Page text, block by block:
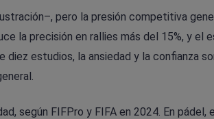
pero la presión competitiva
la precisión en rallies más del 15%, y el
diez estudios, la ansiedad y la confianza
según FIFPro y FIFA en 2024. En pádel,